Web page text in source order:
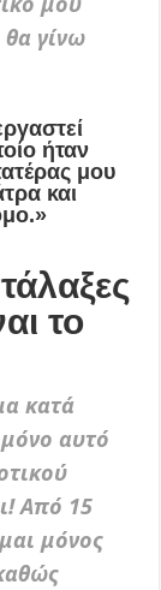
γίνω
ήταν
μου
και
το
κατά
αυτό
Από 15
μόνος